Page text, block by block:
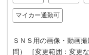
マイカー通勤可
ＳＮＳ用の画像・動画
問） ［変更範囲：変更な